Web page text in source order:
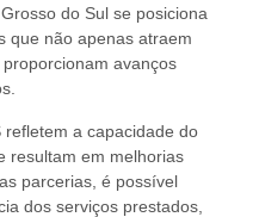
do Sul se posiciona
que não apenas atraem
avanços
a capacidade do
resultam em melhorias
parcerias, é possível
dos serviços prestados,